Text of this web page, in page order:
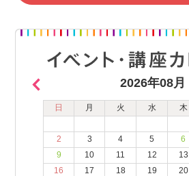
2026年08月
日 月 火 水 木
2
3 4 5 6
9
10 11 12 13
16
17 18 19 20